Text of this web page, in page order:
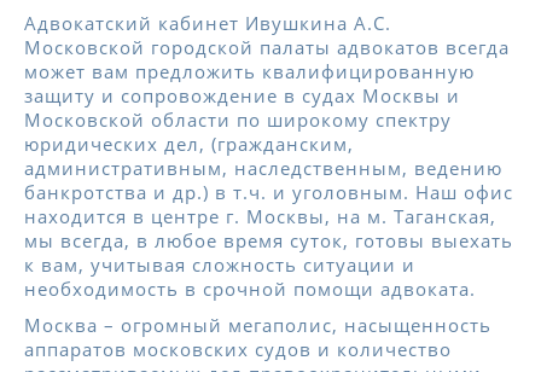
Адвокатский кабинет Ивушкина А.С.
Московской городской палаты адвокатов всегда
может вам предложить квалифицированную
защиту и сопровождение в судах Москвы и
Московской области по широкому спектру
юридических дел, (гражданским,
административным, наследственным, ведению
банкротства и др.) в т.ч. и уголовным. Наш офис
находится в центре г. Москвы, на м. Таганская,
мы всегда, в любое время суток, готовы выехать
к вам, учитывая сложность ситуации и
необходимость в срочной помощи адвоката.
Москва – огромный мегаполис, насыщенность
аппаратов московских судов и количество